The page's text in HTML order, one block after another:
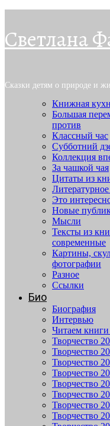
Светлана
Сказки детям о природе и
Книжная
Большая
против
Классный час
Субботний
Коллекция
За чашкой чая
Цитаты из
Это
Новые
Мысли
Тексты из
современные
Картины,
фотографии
Разное
Ссылки
Био
Биография
Интервью
Читаем книги
Творчество
Творчество
Творчество
Творчество
Творчество
Творчество
Творчество
Творчество